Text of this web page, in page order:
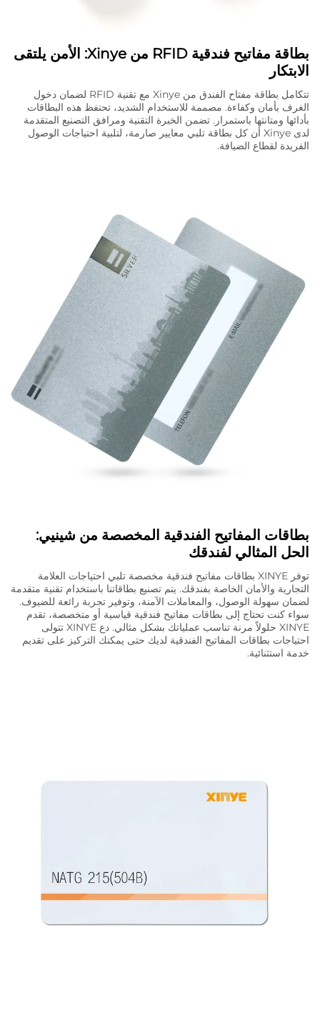
بطاقة مفاتيح فندقية RFID من Xinye: الأمن يلتقى
الابتكار
تتكامل بطاقة مفتاح الفندق من Xinye مع تقنية RFID لضمان دخول
الغرف بأمان وكفاءة. مصممة للاستخدام الشديد، تحتفظ هذه البطاقات
بأدائها ومتانتها باستمرار. تضمن الخبرة التقنية ومرافق التصنيع المتقدمة
لدى Xinye أن كل بطاقة تلبي معايير صارمة، لتلبية احتياجات الوصول
الفريدة لقطاع الضيافة.
بطاقات المفاتيح الفندقية المخصصة من شينيي:
الحل المثالي لفندقك
توفر XINYE بطاقات مفاتيح فندقية مخصصة تلبي احتياجات العلامة
التجارية والأمان الخاصة بفندقك. يتم تصنيع بطاقاتنا باستخدام تقنية متقدمة
لضمان سهولة الوصول، والمعاملات الآمنة، وتوفير تجربة رائعة للضيوف.
سواء كنت تحتاج إلى بطاقات مفاتيح فندقية قياسية أو متخصصة، تقدم
XINYE حلولاً مرنة تناسب عملياتك بشكل مثالي. دع XINYE تتولى
احتياجات بطاقات المفاتيح الفندقية لديك حتى يمكنك التركيز على تقديم
خدمة استثنائية.